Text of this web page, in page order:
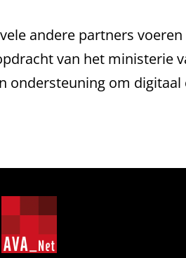
andere partners
van het ministerie
ondersteuning om